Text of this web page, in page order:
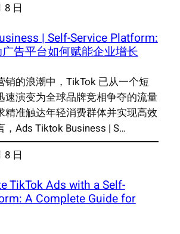
8 日
| Self-Service Platform:
告平台如何赋能企业增长
销的浪潮中，TikTok 已从一个短
速演变为全球品牌竞相争夺的流量
精准触达年轻消费群体并实现高效
，Ads Tiktok Business | S…
8 日
TikTok Ads with a Self-
A Complete Guide for